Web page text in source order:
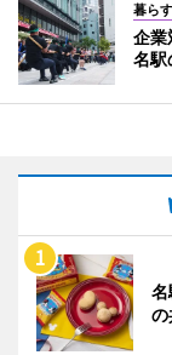
暮ら
企業
名駅
名